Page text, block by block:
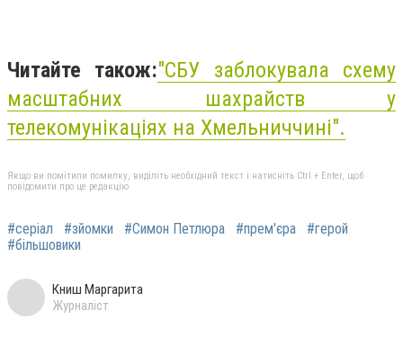
Читайте також:"СБУ заблокувала схему
масштабних шахрайств у
телекомунікаціях на Хмельниччині".
Якщо ви помітили помилку, виділіть необхідний текст і натисніть Ctrl + Enter, щоб
повідомити про це редакцію
#серіал #зйомки #Симон Петлюра #прем'єра
#герой
#більшовики
Книш Маргарита
Журналіст